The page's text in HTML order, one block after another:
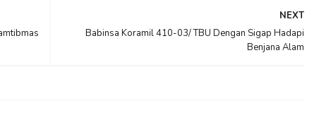
NEXT
Babinsa Koramil 410-03/ TBU Dengan Sigap Hadapi
Benjana Alam